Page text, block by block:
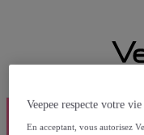
Veepee respecte votre
En acceptant, vous autorisez